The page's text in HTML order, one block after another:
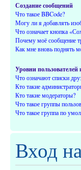
Создание сообщений
Что такое BBCode?
Могу ли я добавлять
Что означает кнопка
Почему моё сообщение
Как мне вновь поднять
Уровни
Что означают списки
Кто такие
Кто такие модераторы?
Что такое группы
Что такое группа по
Вход